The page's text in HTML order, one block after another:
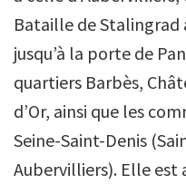
Bataille de
jusqu’à la porte de
quartiers Barbès,
d’Or, ainsi que les
Seine-Saint-Denis
Aubervilliers). Elle